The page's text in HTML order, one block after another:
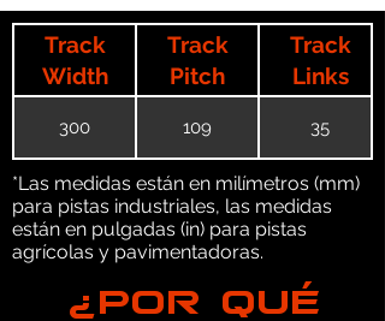
Track
Width
Track
Pitch
Track
Links
300 109 35
*Las medidas están en milímetros (mm)
para pistas industriales, las medidas
están en pulgadas (in) para pistas
agrícolas y pavimentadoras.
¿POR QUÉ